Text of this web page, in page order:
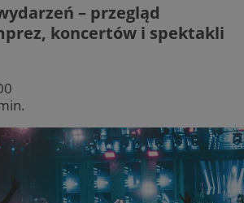
– przegląd
koncertów i spektakli